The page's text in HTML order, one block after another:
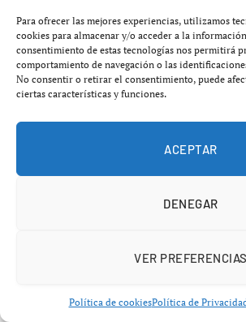
Para ofrecer las mejores experiencias, utilizamos
cookies para almacenar y/o acceder a la
consentimiento de estas tecnologías nos permitirá
comportamiento de navegación o las
No consentir o retirar el consentimiento, puede
ciertas características y funciones.
ACEPTAR
DENEGAR
VER PREFERENCIAS
Política de cookiesPolítica de
marzo 26, 2026 No hay comentarios 4